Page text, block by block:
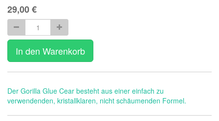
29,00€
In den Warenkorb
Der Gorilla Glue Cear besteht aus einer einfach zu
verwendenden, kristallklaren, nicht schäumenden Formel.